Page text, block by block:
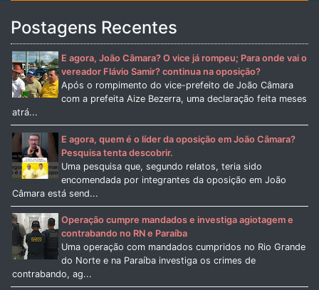
Postagens Recentes
E agora, João Câmara? O vice já rompeu; Para onde vai o
vereador Flávio Samir? continua na oposição?
Após o rompimento do vice-prefeito de João Câmara
com a prefeita Aize Bezerra, uma declaração feita meses
atrá...
E agora, quem é o líder da oposição em João Câmara?
Pesquisa tenta descobrir.
Uma pesquisa que, segundo relatos, teria sido
encomendada por integrantes da oposição em João
Câmara está send...
Operação cumpre mandados e investiga agiotagem e
contrabando no RN e Paraíba
Uma operação com mandados cumpridos no Rio Grande
do Norte e na Paraíba investiga os crimes de
contrabando, ag...